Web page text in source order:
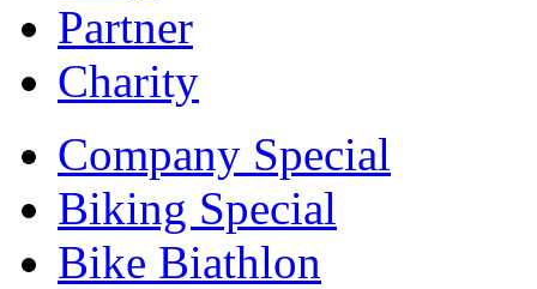
Partner
Charity
Company Special
Biking Special
Bike Biathlon